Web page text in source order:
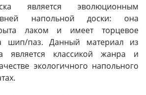
является эволюционным
напольной доски: она
лаком и имеет торцевое
шип/паз. Данный материал из
является классикой жанра и
экологичного напольного